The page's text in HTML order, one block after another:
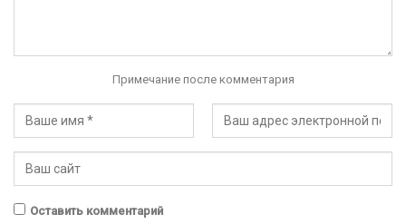
Примечание после комментария
Оставить комментарий